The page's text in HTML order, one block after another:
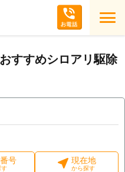
すすめシロアリ駆除
号 現在地
から探す